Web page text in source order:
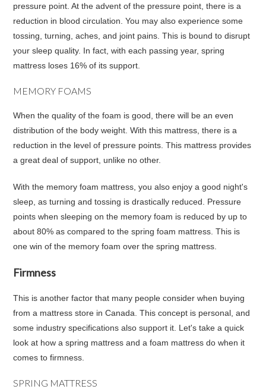
pressure point. At the advent of the pressure point, there is a
reduction in blood circulation. You may also experience some
tossing, turning, aches, and joint pains. This is bound to disrupt
your sleep quality. In fact, with each passing year, spring
mattress loses 16% of its support.
MEMORY FOAMS
When the quality of the foam is good, there will be an even
distribution of the body weight. With this mattress, there is a
reduction in the level of pressure points. This mattress provides
a great deal of support, unlike no other.
With the memory foam mattress, you also enjoy a good night's
sleep, as turning and tossing is drastically reduced. Pressure
points when sleeping on the memory foam is reduced by up to
about 80% as compared to the spring foam mattress. This is
one win of the memory foam over the spring mattress.
Firmness
This is another factor that many people consider when buying
from a mattress store in Canada. This concept is personal, and
some industry specifications also support it. Let's take a quick
look at how a spring mattress and a foam mattress do when it
comes to firmness.
SPRING MATTRESS